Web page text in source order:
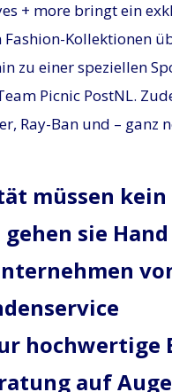
+ more bringt ein
Kollektionen
zu einer speziellen
Picnic PostNL.
Ray-Ban und – ganz
müssen kein
sie
hochwertige
auf